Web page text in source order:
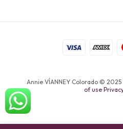
Annie VÍANNEY Colorado ©
of use